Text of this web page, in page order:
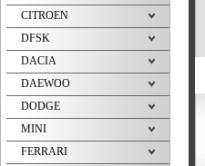
CITROEN
DFSK
DACIA
DAEWOO
DODGE
MINI
FERRARI